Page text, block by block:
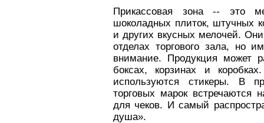
Прикассовая зона -- это
шоколадных плиток, штучных
и других вкусных мелочей.
отделах торгового зала, но
внимание. Продукция может
боксах, корзинах и
используются стикеры. В
торговых марок встречаются
для чеков. И самый
душа».